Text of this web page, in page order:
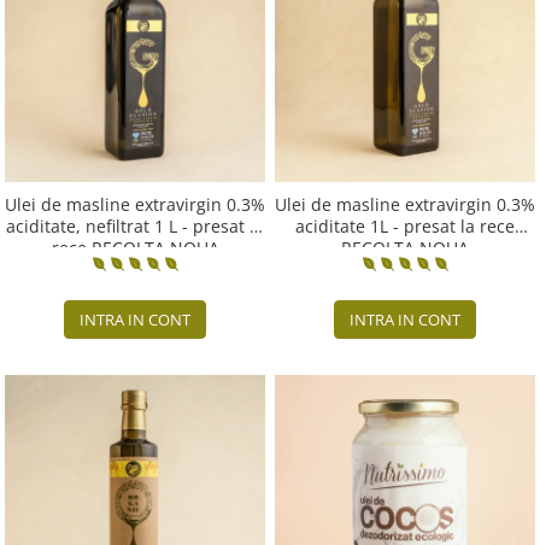
CREME ȘI PASTE TARTINABILE
CONDIMENTE
CEAIURI GRECEȘTI
CIOCOLATĂ ȘI CACAO
HEALTHY SNACKS
SUPERALIMENTE
LACTATE
PRODUSE ECO / ORGANICE
PRODUSE ROMÂNEȘTI
COSMETICE
REMEDII NATURISTE
TOATE PRODUSELE
Ulei de masline extravirgin 0.3%
aciditate, nefiltrat 1 L - presat la
rece RECOLTA NOUA
INTRA IN CONT
Ulei de masline extravirgin 0.3%
aciditate 1L - presat la rece
RECOLTA NOUA
INTRA IN CONT